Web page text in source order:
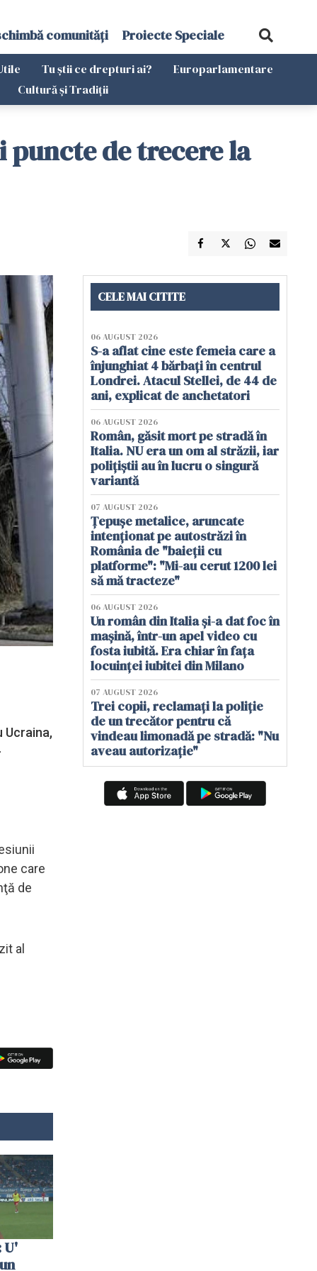
comunități Proiecte Speciale
Tu știi ce drepturi ai?
Europarlamentare
Cultură și Tradiții
puncte de trecere la
Ucraina,
care
de
al
U'
CELE MAI CITITE
06 AUGUST 2026
S-a aflat cine este femeia care a
înjunghiat 4 bărbați în centrul
Londrei. Atacul Stellei, de 44 de
ani, explicat de anchetatori
06 AUGUST 2026
Român, găsit mort pe stradă în
Italia. NU era un om al străzii, iar
polițiștii au în lucru o singură
variantă
07 AUGUST 2026
Țepușe metalice, aruncate
intenționat pe autostrăzi în
România de "baieții cu
platforme": "Mi-au cerut 1200 lei
să mă tracteze"
06 AUGUST 2026
Un român din Italia și-a dat foc în
mașină, într-un apel video cu
fosta iubită. Era chiar în fața
locuinței iubitei din Milano
07 AUGUST 2026
Trei copii, reclamați la poliție
de un trecător pentru că
vindeau limonadă pe stradă: "Nu
aveau autorizație"